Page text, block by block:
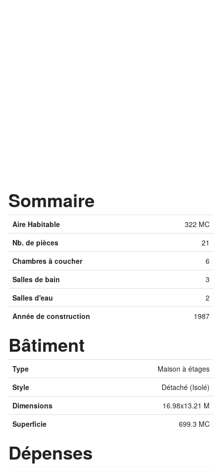
Sommaire
Aire Habitable
322 MC
Nb. de pièces
21
Chambres à coucher
6
Salles de bain
3
Salles d'eau
2
Année de construction
1987
Bâtiment
Type
Maison à étages
Style
Détaché (Isolé)
Dimensions
16.98x13.21 M
Superficie
699.3 MC
Dépenses